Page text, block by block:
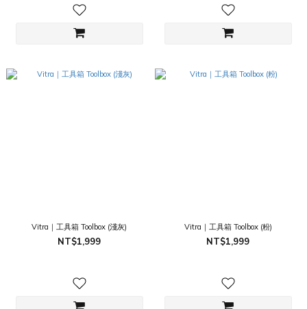
Vitra｜工具箱 Toolbox (淺灰)
NT$1,999
Vitra｜工具箱 Toolbox (粉)
NT$1,999